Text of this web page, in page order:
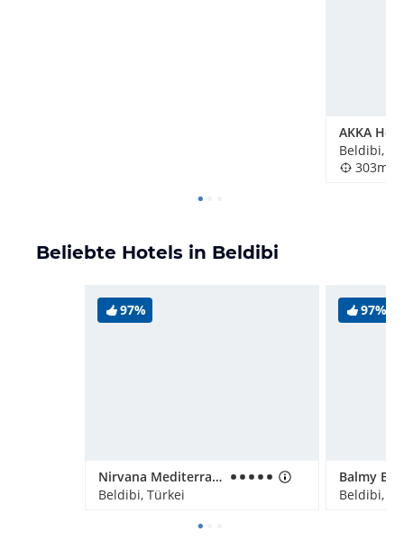
Beldibi,
303m
Beliebte Hotels in Beldibi
97%
Nirvana Mediterranean Excellence
Beldibi, Türkei
97%
Beldibi,